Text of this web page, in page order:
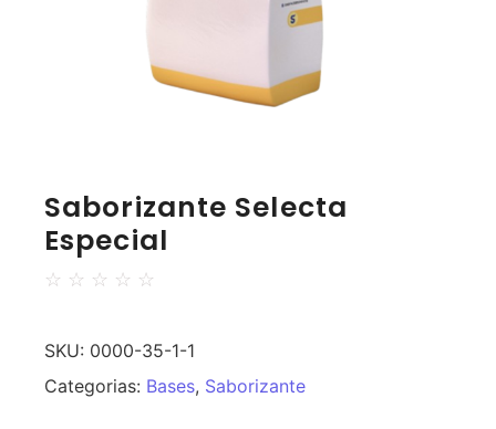
Saborizante Selecta
Especial
☆ ☆ ☆ ☆ ☆
SKU: 0000-35-1-1
Categorias: Bases, Saborizante